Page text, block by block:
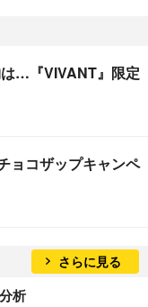
…『VIVANT』限定
ョコザップキャンペ
さらに見る
析